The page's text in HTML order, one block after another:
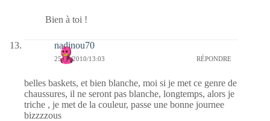
Bien à toi !
nadinou70
25/09/2010/13:03 RÉPONDRE
belles baskets, et bien blanche, moi si je met ce genre de
chaussures, il ne seront pas blanche, longtemps, alors je
triche , je met de la couleur, passe une bonne journee
bizzzzous